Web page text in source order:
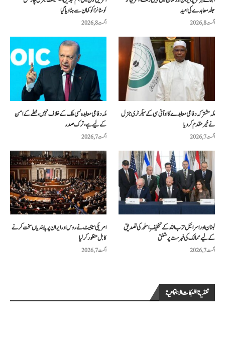
کوسٹانزا کو کمان سے ہٹا دیا گیا
اگست 8, 2026
جلد معاہدے کی امید
اگست 8, 2026
مکہ دفاعی معاہدہ کسی ملک کے خلاف نہیں، خطے کے امن
کے لیے ہے، ترک صدر
اگست 7, 2026
مکہ مشترکہ دفاعی معاہدے کا او آئی سی کے سیکرٹری جنرل
نے خیرمقدم کردیا
اگست 7, 2026
امریکی سینیٹ نے روس اور ایران پر پابندیاں سخت کرنے
کا بل منظور کرلیا
اگست 7, 2026
لبنان اور اسرائیل حزب اللہ کے تخفیفِ اسلحہ کی تصدیق
کے لیے ممالک کی فہرست پر متفق
اگست 7, 2026
تغذية الشبكات الاجتماعية